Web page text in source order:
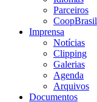
Parceiros
CoopBrasil
Imprensa
Notícias
Clipping
Galerias
Agenda
Arquivos
Documentos